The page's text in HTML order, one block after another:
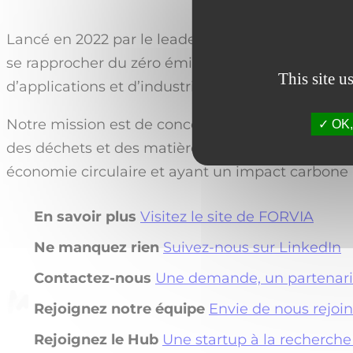
This site
Lancé en 2022 par le leader des technologies
se rapprocher du zéro émission nette,
d’applications et d’industries.
Notre mission est de concevoir des matériaux
des déchets et des matières organiques, nous
économie circulaire et ayant un impact
En savoir plus Visitez le site de FORVIA
Ne manquez rien Suivez-nous sur LinkedIn
Contactez-nous Une demande, un
Rejoignez notre équipe Envie de nous
Rejoignez le Hub Une startup à la